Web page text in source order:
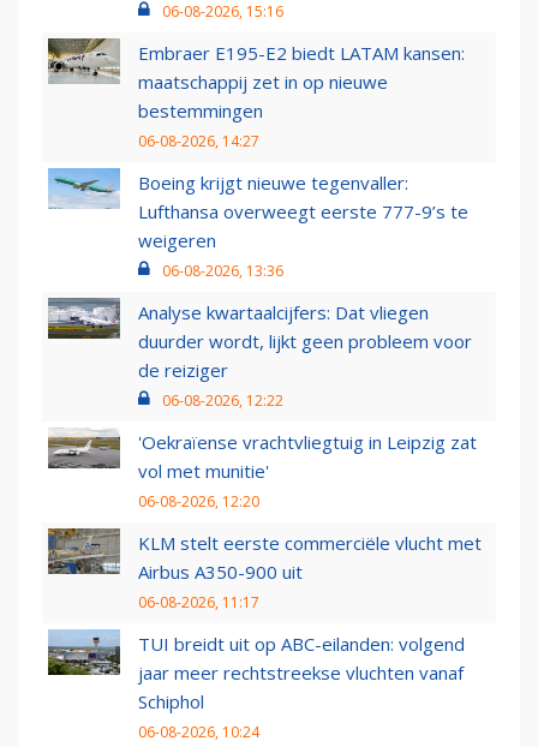
06-08-2026, 15:16
Embraer E195-E2 biedt LATAM kansen:
maatschappij zet in op nieuwe
bestemmingen
06-08-2026, 14:27
Boeing krijgt nieuwe tegenvaller:
Lufthansa overweegt eerste 777-9’s te
weigeren
06-08-2026, 13:36
Analyse kwartaalcijfers: Dat vliegen
duurder wordt, lijkt geen probleem voor
de reiziger
06-08-2026, 12:22
'Oekraïense vrachtvliegtuig in Leipzig zat
vol met munitie'
06-08-2026, 12:20
KLM stelt eerste commerciële vlucht met
Airbus A350-900 uit
06-08-2026, 11:17
TUI breidt uit op ABC-eilanden: volgend
jaar meer rechtstreekse vluchten vanaf
Schiphol
06-08-2026, 10:24